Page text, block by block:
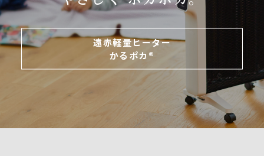
遠赤軽量ヒーター
かるポカ®